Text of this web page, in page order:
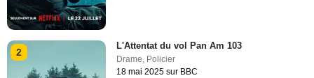
2
L'Attentat du vol Pan Am 103
Drame, Policier
18 mai 2025 sur BBC